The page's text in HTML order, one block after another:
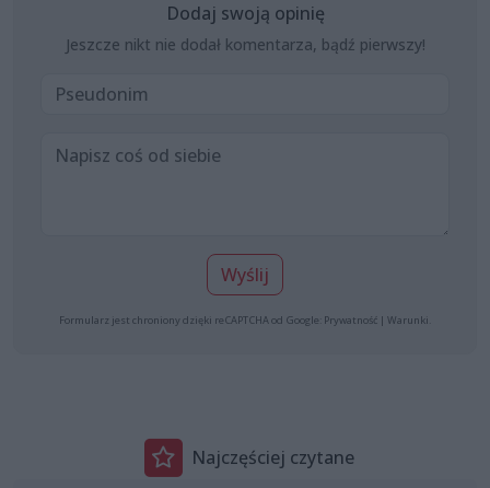
Dodaj swoją opinię
Jeszcze nikt nie dodał komentarza, bądź pierwszy!
Wyślij
Formularz jest chroniony dzięki reCAPTCHA od Google: Prywatność | Warunki
Najczęściej czytane